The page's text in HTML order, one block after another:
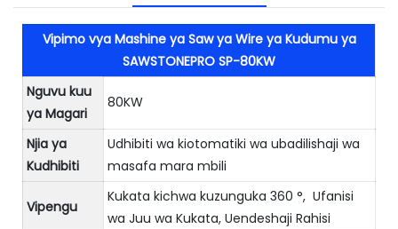
Vipimo vya Mashine ya Saw ya Wire ya Kudumu ya
SAWSTONEPRO SP-80KW
Nguvu kuu
ya Magari
80KW
Njia ya
Kudhibiti
Udhibiti wa kiotomatiki wa ubadilishaji wa
masafa mara mbili
Vipengu
Kukata kichwa kuzunguka 360 °, Ufanisi
wa Juu wa Kukata, Uendeshaji Rahisi